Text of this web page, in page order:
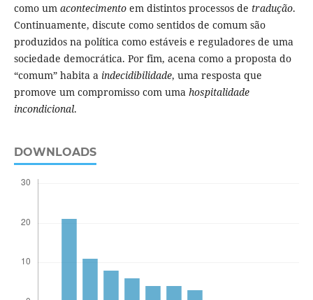
como um acontecimentoem distintos processos de tradução.
Continuamente, discute como sentidos de comum são
produzidos na política como estáveis e reguladores de uma
sociedade democrática. Por fim, acena como a proposta do
“comum” habita a indecidibilidade, uma resposta que
promove um compromisso com uma hospitalidade
incondicional.
DOWNLOADS